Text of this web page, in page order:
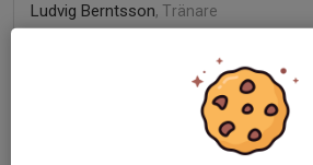
Ludvig Berntsson, Tränare
Nickolaj Jakobsen Björnsson,
, Tränare